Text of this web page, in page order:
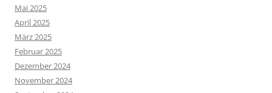
Mai 2025
April 2025
März 2025
Februar 2025
Dezember 2024
November 2024